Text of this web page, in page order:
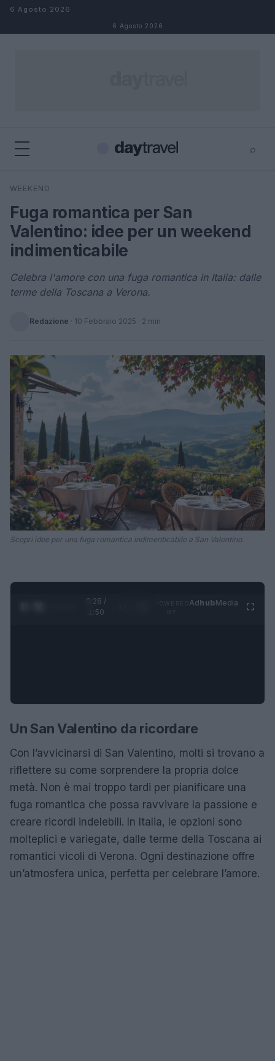
Salta al contenuto
6 Agosto 2026
6 Agosto 2026
⌕
Cerca
WEEKEND
Fuga romantica per San
Valentino: idee per un weekend
indimenticabile
Celebra l'amore con una fuga romantica in Italia: dalle
terme della Toscana a Verona.
Redazione · 10 Febbraio 2025 · 2 min
Scopri idee per una fuga romantica indimenticabile a San Valentino.
0:28 /
1:50
AdhubMedia
Un San Valentino da ricordare
Con l’avvicinarsi di San Valentino, molti si trovano a
riflettere su come sorprendere la propria dolce
metà. Non è mai troppo tardi per pianificare una
fuga romantica che possa ravvivare la passione e
creare ricordi indelebili. In Italia, le opzioni sono
molteplici e variegate, dalle terme della Toscana ai
romantici vicoli di Verona. Ogni destinazione offre
un’atmosfera unica, perfetta per celebrare l’amore.